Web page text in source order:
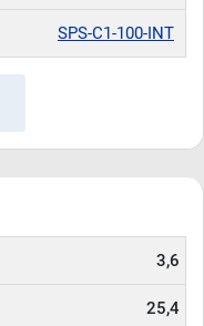
SPS-C1-100-INT
3,6
25,4